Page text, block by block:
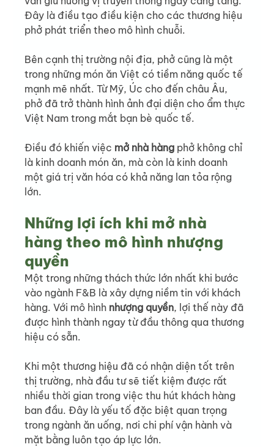
Đây là điều tạo điều kiện cho các thương hiệu
phở phát triển theo mô hình chuỗi.
Bên cạnh thị trường nội địa, phở cũng là một
trong những món ăn Việt có tiềm năng quốc tế
mạnh mẽ nhất. Từ Mỹ, Úc cho đến châu Âu,
phở đã trở thành hình ảnh đại diện cho ẩm thực
Việt Nam trong mắt bạn bè quốc tế.
Điều đó khiến việc mở nhà hàng phở không chỉ
là kinh doanh món ăn, mà còn là kinh doanh
một giá trị văn hóa có khả năng lan tỏa rộng
lớn.
Những lợi ích khi mở nhà
hàng theo mô hình nhượng
quyền
Một trong những thách thức lớn nhất khi bước
vào ngành F&B là xây dựng niềm tin với khách
hàng. Với mô hình nhượng quyền, lợi thế này đã
được hình thành ngay từ đầu thông qua thương
hiệu có sẵn.
Khi một thương hiệu đã có nhận diện tốt trên
thị trường, nhà đầu tư sẽ tiết kiệm được rất
nhiều thời gian trong việc thu hút khách hàng
ban đầu. Đây là yếu tố đặc biệt quan trọng
trong ngành ăn uống, nơi chi phí vận hành và
mặt bằng luôn tạo áp lực lớn.